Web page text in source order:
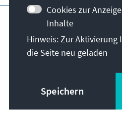
Impressum
Erklärung zur
© Konrad-Adenauer-
Cookies zur
Inhalte
Hinweis: Zur Aktivierung
die Seite neu geladen
Speichern